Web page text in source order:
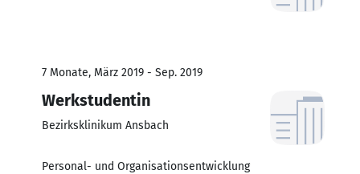
7 Monate, März 2019 - Sep. 2019
Werkstudentin
Bezirksklinikum Ansbach
Personal- und Organisationsentwicklung